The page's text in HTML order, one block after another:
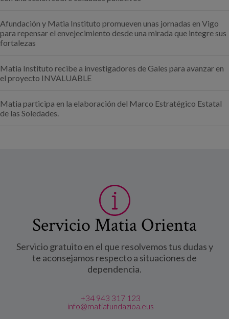
Afundación y Matia Instituto promueven unas jornadas en Vigo
para repensar el envejecimiento desde una mirada que integre sus
fortalezas
Matia Instituto recibe a investigadores de Gales para avanzar en
el proyecto INVALUABLE
Matia participa en la elaboración del Marco Estratégico Estatal
de las Soledades.
Servicio Matia Orienta
Servicio gratuito en el que resolvemos tus dudas y
te aconsejamos respecto a situaciones de
dependencia.
+34 943 317 123
info@matiafundazioa.eus